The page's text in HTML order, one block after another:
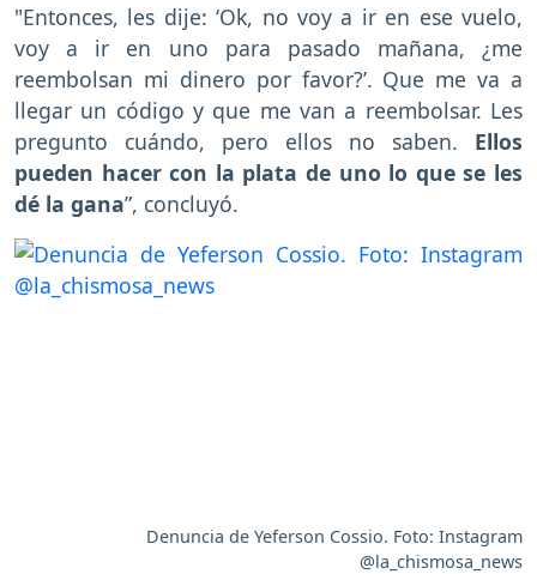
"Entonces, les dije: ‘Ok, no voy a ir en ese vuelo,
voy a ir en uno para pasado mañana, ¿me
reembolsan mi dinero por favor?’. Que me va a
llegar un código y que me van a reembolsar. Les
pregunto cuándo, pero ellos no saben. Ellos
pueden hacer con la plata de uno lo que se les
dé la gana”, concluyó.
Denuncia de Yeferson Cossio. Foto: Instagram
@la_chismosa_news